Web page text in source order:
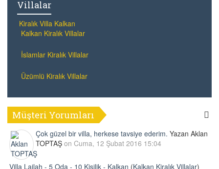
Villalar
Kiralık Villa Kalkan
Kalkan Kiralık Villalar
İslamlar Kiralık Villalar
Üzümlü Kiralık Villalar
Müşteri Yorumları
Çok güzel bir villa, herkese tavsiye ederim. Yazan Aklan
TOPTAŞ on Cuma, 12 Şubat 2016 15:04
Villa Lailah - 5 Oda - 10 Kişilik - Kalkan (Kalkan Kiralık Villalar)